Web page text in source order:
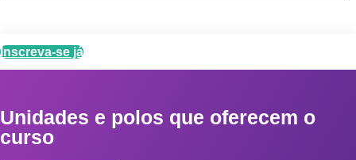
Inscreva-se já
Unidades e polos que oferecem o
curso